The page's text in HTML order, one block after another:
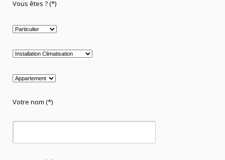
Vous êtes ? (*)
Votre nom (*)